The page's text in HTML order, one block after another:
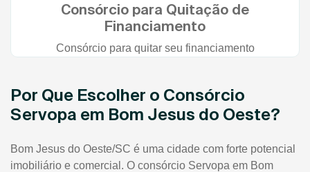
Consórcio para Quitação de
Financiamento
Consórcio para quitar seu financiamento
Por Que Escolher o Consórcio
Servopa em Bom Jesus do Oeste?
Bom Jesus do Oeste/SC é uma cidade com forte potencial
imobiliário e comercial. O consórcio Servopa em Bom